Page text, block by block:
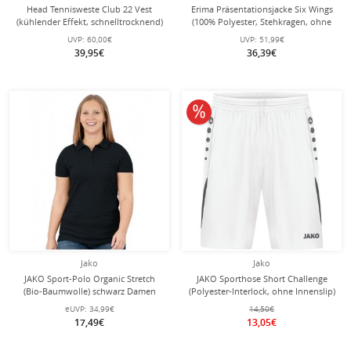
Head Tennisweste Club 22 Vest
(kühlender Effekt, schnelltrocknend)
weiss Herren
UVP: 60,00€
39,95€
Erima Präsentationsjacke Six Wings
(100% Polyester, Stehkragen, ohne
Innenfutter) rot/bordeaux Jungen
UVP: 51,99€
36,39€
Jako
JAKO Sport-Polo Organic Stretch
(Bio-Baumwolle) schwarz Damen
eUVP: 34,99€
17,49€
Jako
JAKO Sporthose Short Challenge
(Polyester-Interlock, ohne Innenslip)
kurz weiss Jungen
14,50€
13,05€
10% reduziert